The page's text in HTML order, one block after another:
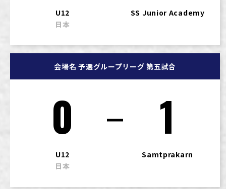
U12
日本
SS Junior Academy
会場名 予選グループリーグ 第五試合
0
U12
日本
1
Samtprakarn